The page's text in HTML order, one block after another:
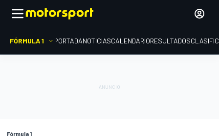
FÓRMULA 1 PORTADANOTICIASCALENDARIORESULTADOS
Fórmula 1